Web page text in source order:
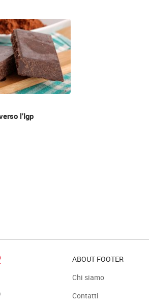
l’Igp
ABOUT FOOTER
Chi siamo
Contatti